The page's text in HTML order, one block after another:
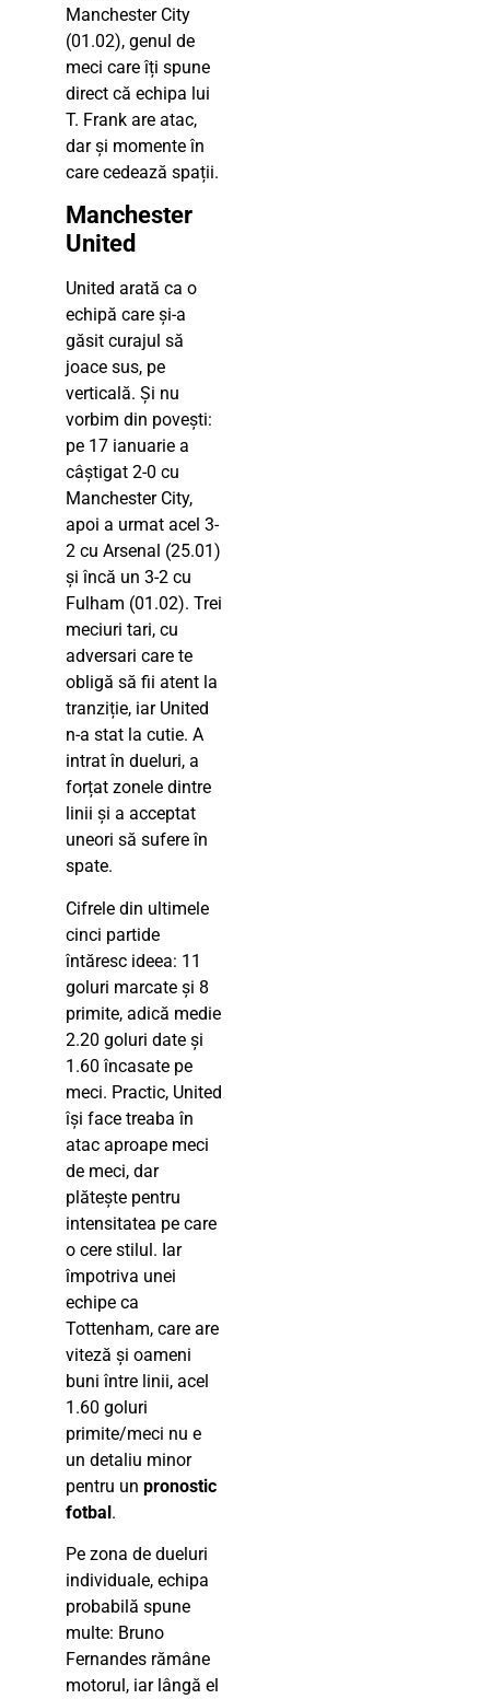
Manchester City
(01.02), genul de
meci care îți spune
direct că echipa lui
T. Frank are atac,
dar și momente în
care cedează spații.
Manchester
United
United arată ca o
echipă care și-a
găsit curajul să
joace sus, pe
verticală. Și nu
vorbim din povești:
pe 17 ianuarie a
câștigat 2-0 cu
Manchester City,
apoi a urmat acel 3-
2 cu Arsenal (25.01)
și încă un 3-2 cu
Fulham (01.02). Trei
meciuri tari, cu
adversari care te
obligă să fii atent la
tranziție, iar United
n-a stat la cutie. A
intrat în dueluri, a
forțat zonele dintre
linii și a acceptat
uneori să sufere în
spate.
Cifrele din ultimele
cinci partide
întăresc ideea: 11
goluri marcate și 8
primite, adică medie
2.20 goluri date și
1.60 încasate pe
meci. Practic, United
își face treaba în
atac aproape meci
de meci, dar
plătește pentru
intensitatea pe care
o cere stilul. Iar
împotriva unei
echipe ca
Tottenham, care are
viteză și oameni
buni între linii, acel
1.60 goluri
primite/meci nu e
un detaliu minor
pentru un pronostic
fotbal.
Pe zona de dueluri
individuale, echipa
probabilă spune
multe: Bruno
Fernandes rămâne
motorul, iar lângă el